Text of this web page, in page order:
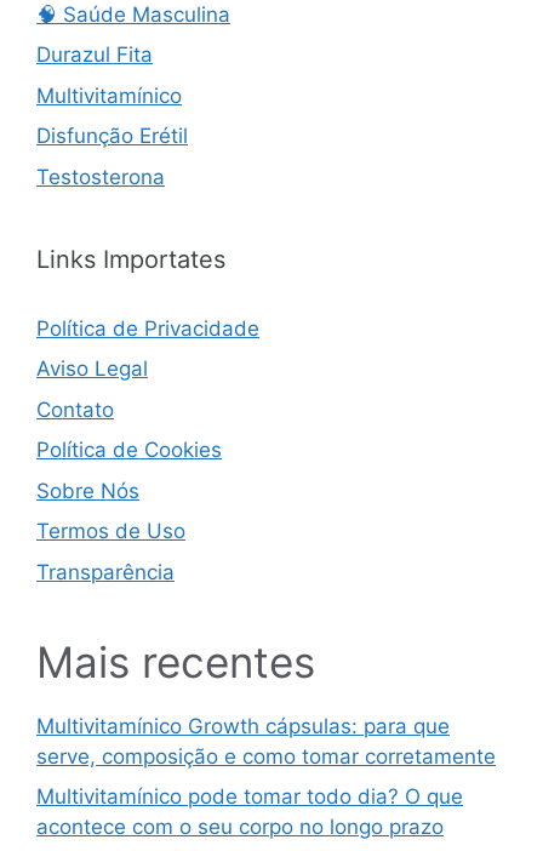
🧠 Saúde Masculina
Durazul Fita
Multivitamínico
Disfunção Erétil
Testosterona
Links Importates
Política de Privacidade
Aviso Legal
Contato
Política de Cookies
Sobre Nós
Termos de Uso
Transparência
Mais recentes
Multivitamínico Growth cápsulas: para que
serve, composição e como tomar corretamente
Multivitamínico pode tomar todo dia? O que
acontece com o seu corpo no longo prazo